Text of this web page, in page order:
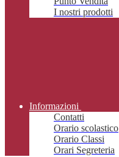
I nostri prodotti
Informazioni
Contatti
Orario scolastico
Orario Classi
Orari Segreteria